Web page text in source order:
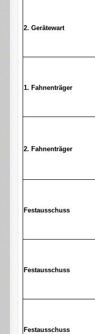
2. Gerätewart
1. Fahnenträger
2. Fahnenträger
Festausschuss
Festausschuss
Festausschuss